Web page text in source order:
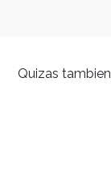
Quizas